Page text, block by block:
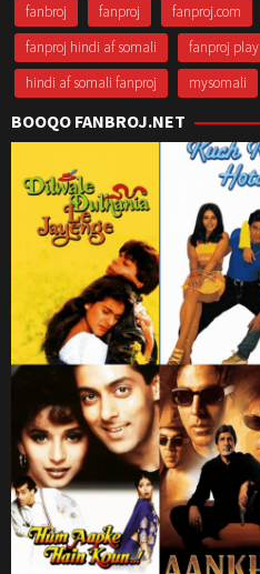
fanbroj fanproj fanproj.com
fanproj hindi af somali
fanproj play
hindi af somali fanproj
mysomali
BOOQO FANBROJ.NET